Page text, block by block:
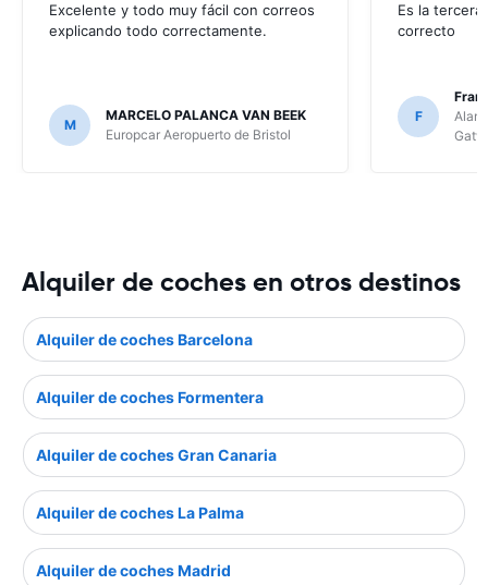
Excelente y todo muy fácil con correos
explicando todo correctamente.
M
MARCELO PALANCA VAN BEEK
Europcar Aeropuerto de Bristol
Es la
correcto
F
Alquiler de coches en otros destinos
Alquiler de coches Barcelona
Alquiler de coches Formentera
Alquiler de coches Gran Canaria
Alquiler de coches La Palma
Alquiler de coches Madrid